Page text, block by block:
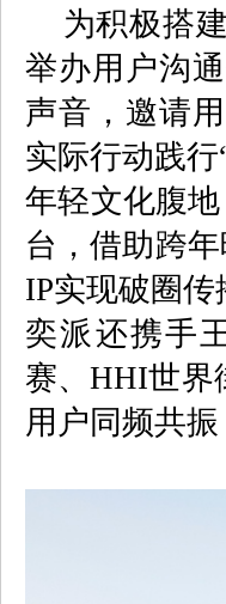
为积极搭建
举办用户沟
声音，邀请
实际行动践
年轻文化腹
台，借助跨
IP实现破圈
奕派还携手
赛、HHI世界
用户同频共